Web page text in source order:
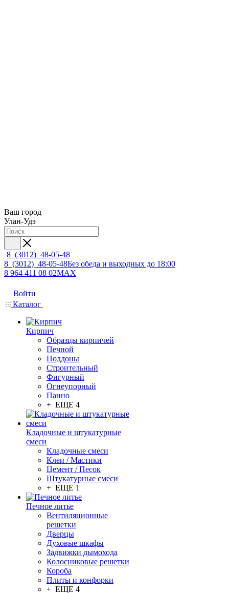
Ваш город
Улан-Удэ
8 (3012) 48-05-48
8 (3012) 48-05-48Без обеда и выходных до 18:00
8 964 411 08 02MAX
Войти
Каталог
Кирпич
Образцы кирпичей
Печной
Поддоны
Строительный
Фигурный
Огнеупорный
Панно
+ ЕЩЕ 4
Кладочные и штукатурные
смеси
Кладочные смеси
Клеи / Мастики
Цемент / Песок
Штукатурные смеси
+ ЕЩЕ 1
Печное литье
Вентиляционные
решетки
Дверцы
Духовые шкафы
Задвижки дымохода
Колосниковые решетки
Короба
Плиты и конфорки
+ ЕЩЕ 4